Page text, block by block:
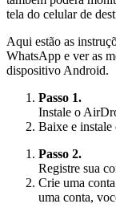
tela do celular de
Aqui estão as
WhatsApp e ver as
dispositivo Android.
Passo 1.
Instale o
Baixe e
Passo 2.
Registre sua
Crie uma
uma conta,